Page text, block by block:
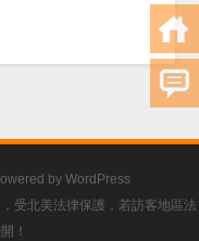
by WordPress
受北美法律保護，若訪客地區法
！